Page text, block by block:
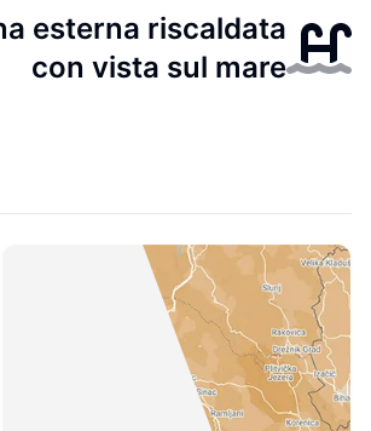
esterna riscaldata
con vista sul mare